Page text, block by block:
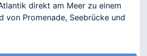
direkt am Meer zu einem
von Promenade, Seebrücke und